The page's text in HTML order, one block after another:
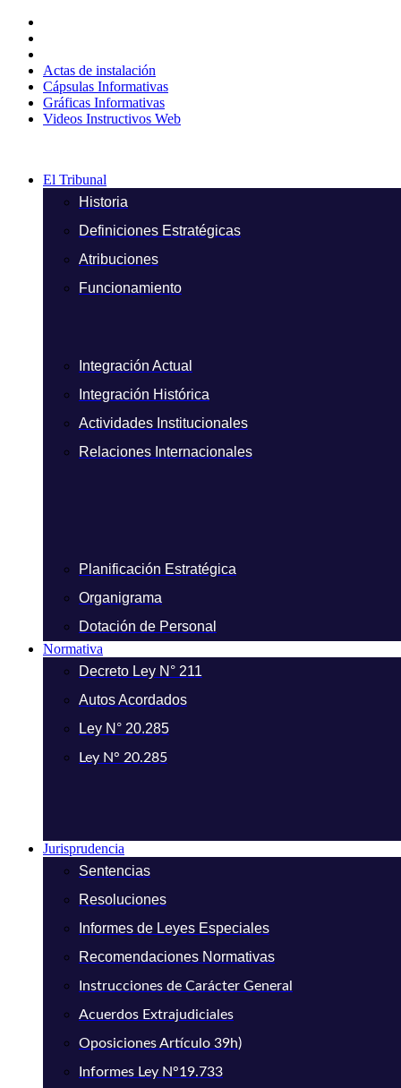
contenido
Actas de instalación
Cápsulas Informativas
Gráficas Informativas
Videos Instructivos Web
El Tribunal
Historia
Definiciones Estratégicas
Atribuciones
Funcionamiento
Integración Actual
Integración Histórica
Actividades Institucionales
Relaciones Internacionales
Planificación Estratégica
Organigrama
Dotación de Personal
Normativa
Decreto Ley N° 211
Autos Acordados
Ley N° 20.285
Ley N° 20.285
Jurisprudencia
Sentencias
Resoluciones
Informes de Leyes Especiales
Recomendaciones Normativas
Instrucciones de Carácter General
Acuerdos Extrajudiciales
Oposiciones Artículo 39h)
Informes Ley N°19.733